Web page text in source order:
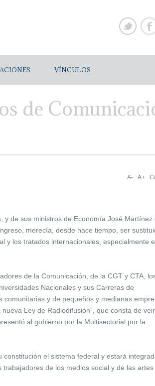
VÍNCULOS
de
A- A+
de sus ministros de Economía José Martínez
merecía, desde hace tiempo, ser
y los tratados internacionales, especialmente
de la Comunicación, de la CGT y CTA,
Nacionales y sus Carreras de
y de pequeños y medianas
Ley de Radiodifusión”, que consta de
al gobierno por la Multisectorial por la
constitución el sistema federal y estará
de los medios social y de las artes